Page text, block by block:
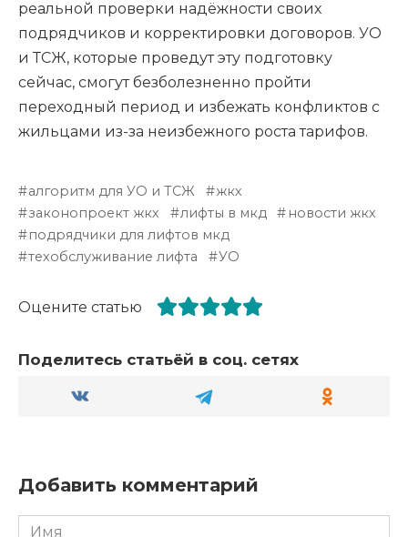
реальной проверки надёжности своих
подрядчиков и корректировки договоров. УО
и ТСЖ, которые проведут эту подготовку
сейчас, смогут безболезненно пройти
переходный период и избежать конфликтов с
жильцами из-за неизбежного роста тарифов.
алгоритм для УО и ТСЖ
жкх
законопроект жкх
лифты в мкд
новости жкх
подрядчики для лифтов мкд
техобслуживание лифта
УО
Оцените статью
Поделитесь статьёй в соц. сетях
Добавить комментарий
Имя